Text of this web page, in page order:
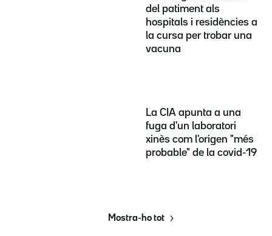
del patiment als
hospitals i residències a
la cursa per trobar una
vacuna
La CIA apunta a una
fuga d'un laboratori
xinès com l'origen "més
probable" de la covid-19
Mostra-ho tot